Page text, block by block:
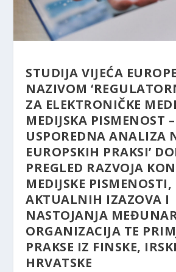
STUDIJA VIJEĆA
NAZIVOM
ZA ELEKTRONIČKE
MEDIJSKA PISMENOST –
USPOREDNA ANALIZA
EUROPSKIH PRAKSI’
PREGLED RAZVOJA
MEDIJSKE PISMENOSTI,
AKTUALNIH IZAZOVA I
NASTOJANJA
ORGANIZACIJA TE
PRAKSE IZ FINSKE,
HRVATSKE